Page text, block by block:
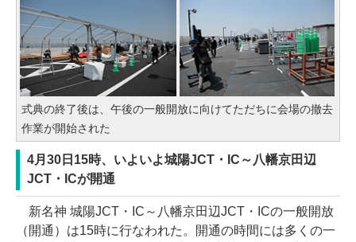
式典の終了後は、午後の一般開放に向けてただちに会場の撤去
作業が開始された
4月30日15時、いよいよ城陽JCT・IC～八幡京田辺
JCT・ICが開通
新名神 城陽JCT・IC～八幡京田辺JCT・ICの一般開放
（開通）は15時に行なわれた。開通の時間には多くの一